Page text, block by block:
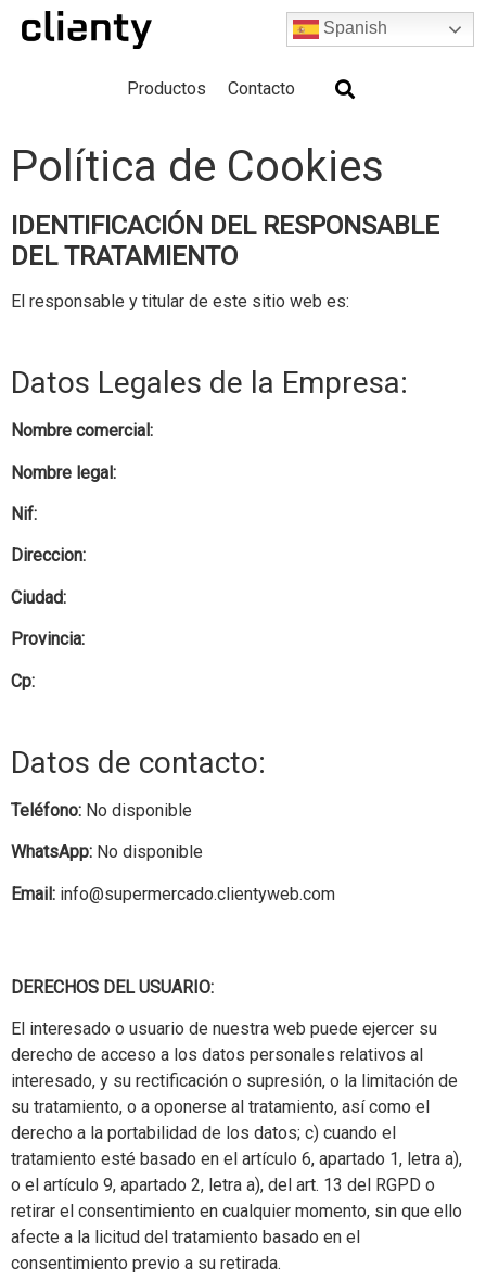
Productos Contacto
Spanish
Política de Cookies
IDENTIFICACIÓN DEL RESPONSABLE
DEL TRATAMIENTO
El responsable y titular de este sitio web es:
Datos Legales de la Empresa:
Nombre comercial:
Nombre legal:
Nif:
Direccion:
Ciudad:
Provincia:
Cp:
Datos de contacto:
Teléfono: No disponible
WhatsApp: No disponible
Email: info@supermercado.clientyweb.com
DERECHOS DEL USUARIO:
El interesado o usuario de nuestra web puede ejercer su
derecho de acceso a los datos personales relativos al
interesado, y su rectificación o supresión, o la limitación de
su tratamiento, o a oponerse al tratamiento, así como el
derecho a la portabilidad de los datos; c) cuando el
tratamiento esté basado en el artículo 6, apartado 1, letra a),
o el artículo 9, apartado 2, letra a), del art. 13 del RGPD o
retirar el consentimiento en cualquier momento, sin que ello
afecte a la licitud del tratamiento basado en el
consentimiento previo a su retirada.